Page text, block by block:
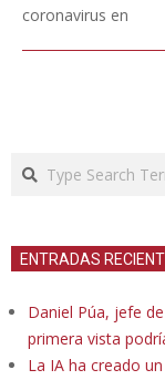
coronavirus en
Search
ENTRADAS
Daniel Púa, jefe
primera vista
La IA ha creado